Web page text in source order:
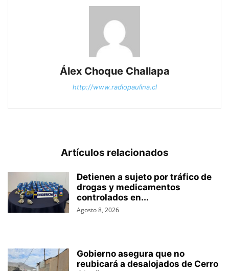
Álex Choque Challapa
http://www.radiopaulina.cl
Artículos relacionados
Detienen a sujeto por tráfico de
drogas y medicamentos
controlados en...
Agosto 8, 2026
Gobierno asegura que no
reubicará a desalojados de Cerro